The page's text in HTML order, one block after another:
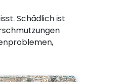
Schädlich ist